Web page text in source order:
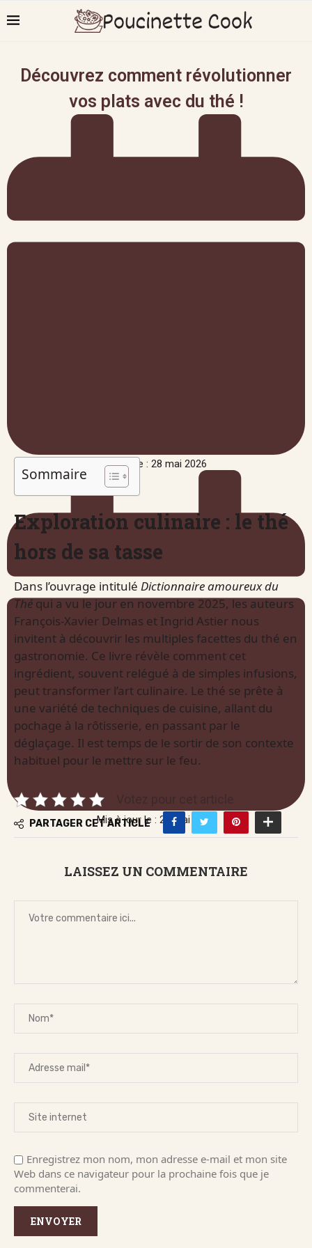
Découvrez comment révolutionner
vos plats avec du thé !
Publié le : 28 mai 2026
Mis à jour le : 28 mai 2026
Sommaire
Exploration culinaire : le thé
hors de sa tasse
Dans l’ouvrage intitulé Dictionnaire amoureux du
Théqui a vu le jour en novembre 2025, les auteurs
François-Xavier Delmas et Ingrid Astier nous
invitent à découvrir les multiples facettes du thé en
gastronomie. Ce livre révèle comment cet
ingrédient, souvent relégué à de simples infusions,
peut transformer l’art culinaire. Le thé se prête à
une variété de techniques de cuisine, allant du
pochage à la rôtisserie, en passant par le
déglaçage. Il est temps de le sortir de son contexte
habituel pour le mettre sur le feu.
Votez pour cet article
PARTAGER CET ARTICLE
LAISSEZ UN COMMENTAIRE
Enregistrez mon nom, mon adresse e-mail et mon site
Web dans ce navigateur pour la prochaine fois que je
commenterai.